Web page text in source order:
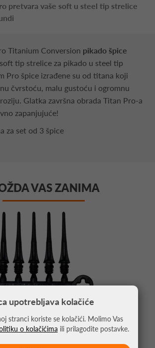
pretvara vaše soft u steel tip strelice
Titanium Conversion pikado špice
tip strelice za pikado u steel tip
Pro špice izrađene su od titana koji
čvrstoću, malu gustoću i ogromnu
Glatka završna obrada Titan Pro-a
zapanjujuće!
za set od 3 špice
VAS ZANIMA
upotrebljava kolačiće
stranci koriste se kolačići. Molimo Vas
o kolačićima ili prilagodite postavke.